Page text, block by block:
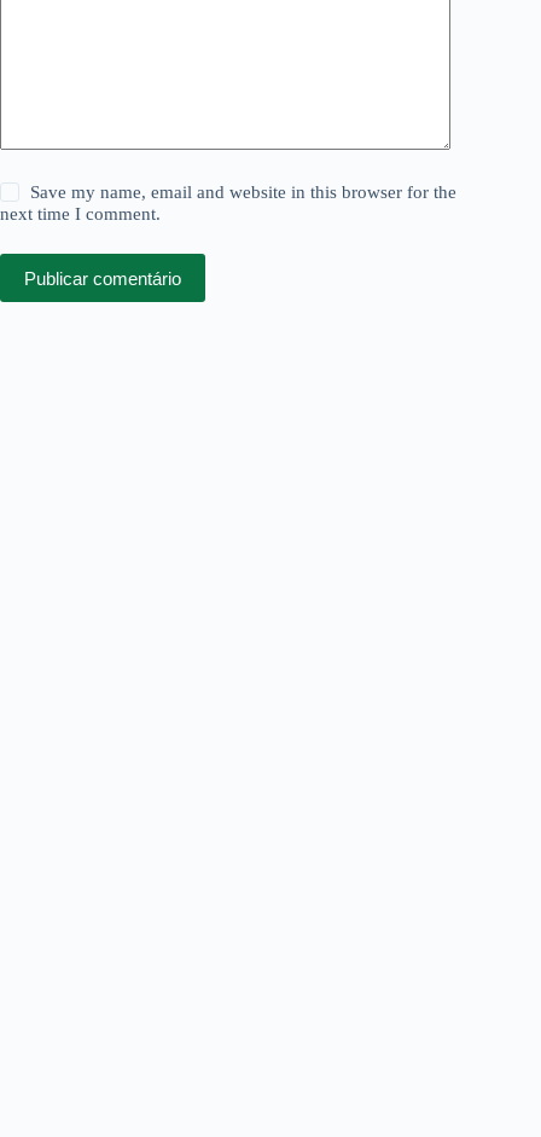
Save my name, email and website in this browser for the
next time I comment.
Publicar comentário